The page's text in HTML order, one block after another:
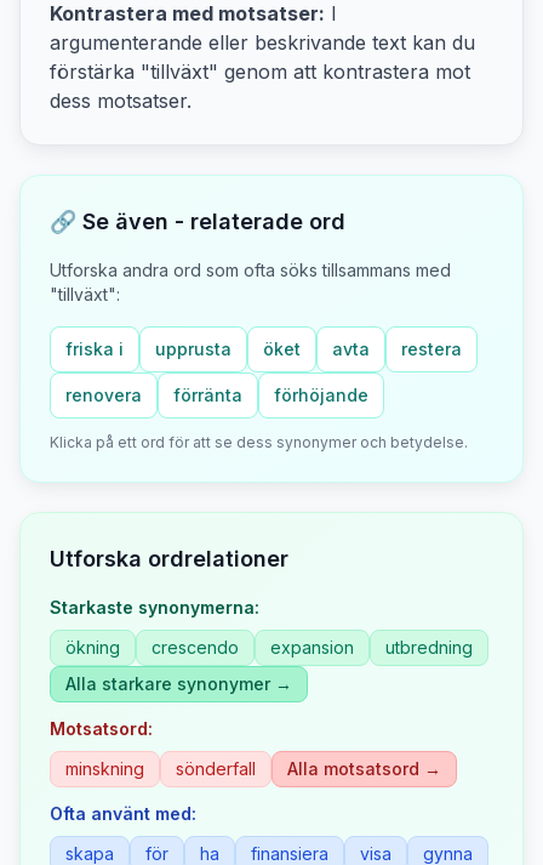
Kontrastera med motsatser: I
argumenterande eller beskrivande text kan du
förstärka "tillväxt" genom att kontrastera mot
dess motsatser.
🔗 Se även - relaterade ord
Utforska andra ord som ofta söks tillsammans med
"tillväxt":
friska i upprusta öket avta restera
renovera förränta förhöjande
Klicka på ett ord för att se dess synonymer och betydelse.
Utforska ordrelationer
Starkaste synonymerna:
ökning
crescendo expansion
utbredning
Alla starkare synonymer →
Motsatsord:
minskning
sönderfall Alla motsatsord →
Ofta använt med:
skapa
för ha finansiera visa gynna